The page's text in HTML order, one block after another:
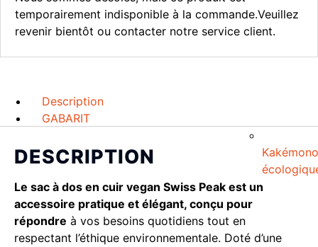
Kakémono
temporairement indisponible à la commande.Veuillez
revenir bientôt ou contacter notre service client.
Description
GABARIT
DESCRIPTION
Le sac à dos en cuir vegan Swiss Peak est un
accessoire pratique et élégant, conçu pour
répondre à vos besoins quotidiens tout en
respectant l’éthique environnementale. Doté d’une